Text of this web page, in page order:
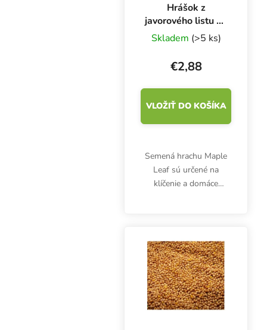
Hrášok z
javorového listu na
mikrozeleninu,
100 g
Skladem (>5 ks)
€2,88
VLOŽIŤ DO KOŠÍKA
Semená hrachu Maple
Leaf sú určené na
klíčenie a domáce
bielkoviny, vitamíny (A,
B1, B2, B6, C, D, E) a
minerály draslík,...